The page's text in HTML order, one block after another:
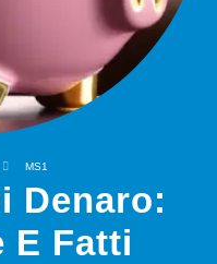
MS1
Denaro:
E Fatti